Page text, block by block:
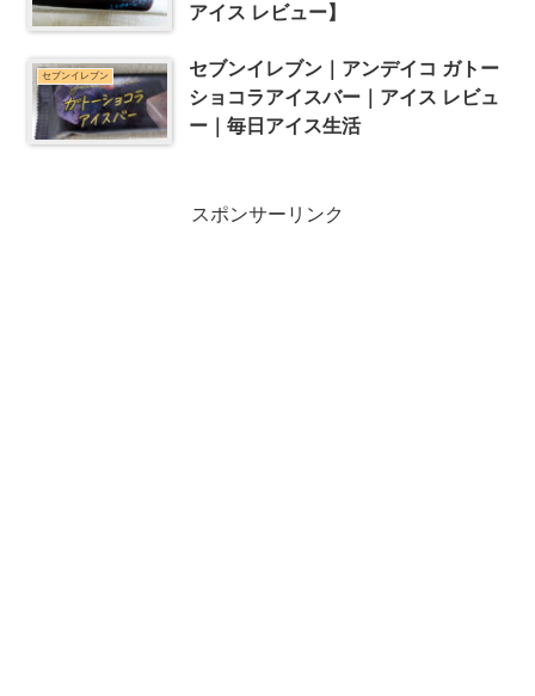
アイス レビュー】
セブンイレブン
セブンイレブン｜アンデイコ ガトー
ショコラアイスバー｜アイス レビュ
ー｜毎日アイス生活
スポンサーリンク